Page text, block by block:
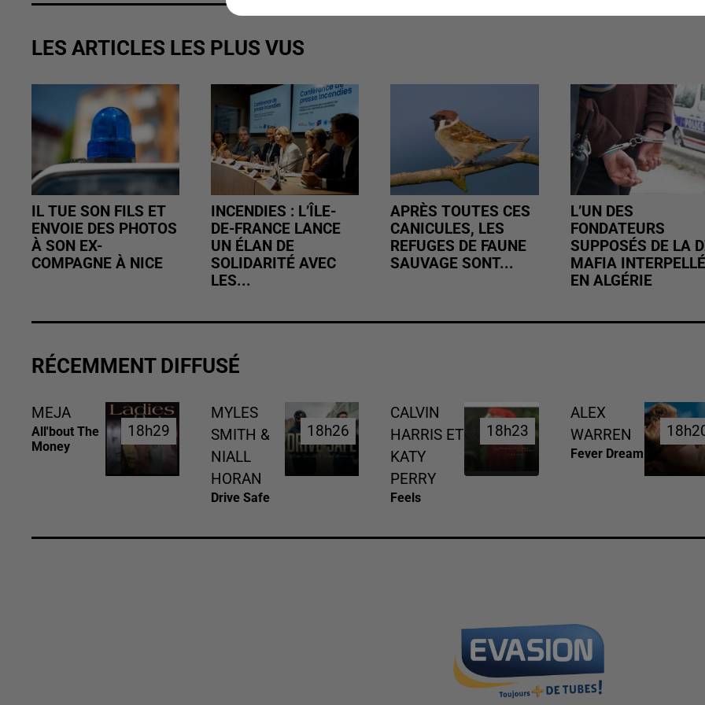
LES ARTICLES LES PLUS VUS
IL TUE SON FILS ET
ENVOIE DES PHOTOS
À SON EX-
COMPAGNE À NICE
INCENDIES : L’ÎLE-
DE-FRANCE LANCE
UN ÉLAN DE
SOLIDARITÉ AVEC
LES...
APRÈS TOUTES CES
CANICULES, LES
REFUGES DE FAUNE
SAUVAGE SONT...
L’UN DES
FONDATEURS
SUPPOSÉS DE LA
MAFIA INTERPELLÉ
EN ALGÉRIE
RÉCEMMENT DIFFUSÉ
MEJA
All'bout The
Money
18h29
18h29
MYLES
SMITH &
NIALL
HORAN
Drive Safe
18h26
18h26
CALVIN
HARRIS ET
KATY
PERRY
Feels
18h23
18h23
ALEX
WARREN
Fever Dream